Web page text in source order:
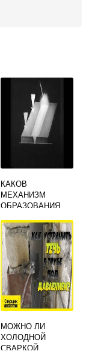
КАКОВ
МЕХАНИЗМ
ОБРАЗОВАНИЯ
ДЕФОРМАЦИЙ В
ПРОЦЕССЕ
СВАРКИ
МОЖНО ЛИ
ХОЛОДНОЙ
СВАРКОЙ